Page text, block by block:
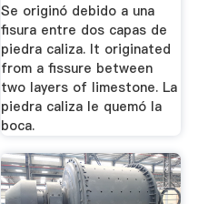
Se originó debido a una
fisura entre dos capas de
piedra caliza. It originated
from a fissure between
two layers of limestone. La
piedra caliza le quemó la
boca.